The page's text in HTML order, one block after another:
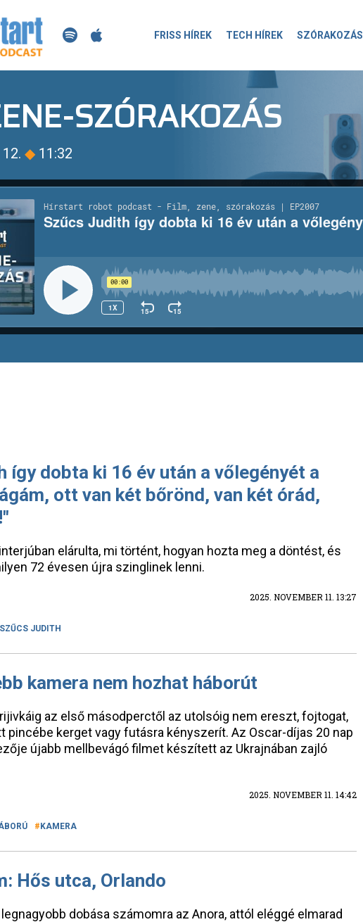
FRISS HÍREK TECH HÍREK SZÓRAKOZÁS
SZÓRAKOZÁS
◆ 11:32
így dobta ki 16 év után a vőlegényét a
ott van két bőrönd, van két órád,
elárulta, mi történt, hogyan hozta meg a döntést, és
72 évesen újra szinglinek lenni.
2025. NOVEMBER 11. 13:27
SZŰCS JUDITH
kamera nem hozhat háborút
az első másodperctől az utolsóig nem ereszt, fojtogat,
pincébe kerget vagy futásra kényszerít. Az Oscar-díjas 20 nap
újabb mellbevágó filmet készített az Ukrajnában zajló
2025. NOVEMBER 11. 14:42
KAMERA
Hős utca, Orlando
dobása számomra az Anora, attól eléggé elmarad